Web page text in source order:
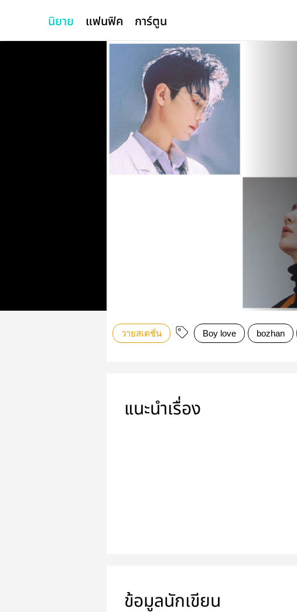
นิยาย แฟนฟิค การ์ตูน
วายสเตชั่น Boy love bozhan
แนะนำเรื่อง
ข้อมูลนักเขียน